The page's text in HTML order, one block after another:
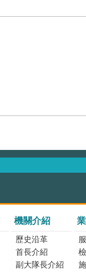
機關介紹
歷史沿革
首長介紹
副大隊長介紹